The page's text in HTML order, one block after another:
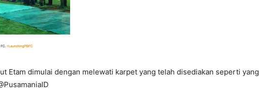
Etam dimulai dengan melewati karpet yang telah disediakan seperti yang